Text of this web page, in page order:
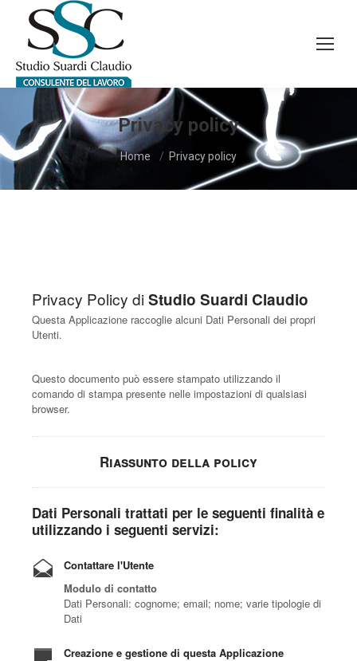
Privacy policy
Tu sei qui:
Home Privacy policy
Privacy Policy di Studio Suardi Claudio
Questa Applicazione raccoglie alcuni Dati Personali dei propri
Utenti.
Questo documento può essere stampato utilizzando il
comando di stampa presente nelle impostazioni di qualsiasi
browser.
Riassunto della policy
Dati Personali trattati per le seguenti finalità e
utilizzando i seguenti servizi:
Contattare l'Utente
Modulo di contatto
Dati Personali: cognome; email; nome; varie tipologie di
Dati
Creazione e gestione di questa Applicazione